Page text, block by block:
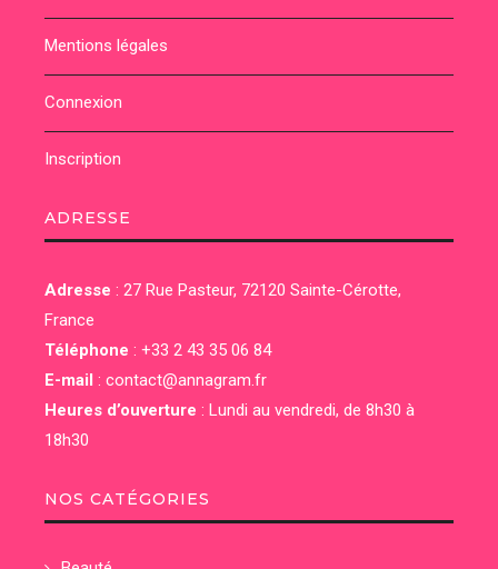
Mentions légales
Connexion
Inscription
ADRESSE
Adresse : 27 Rue Pasteur, 72120 Sainte-Cérotte,
France
Téléphone : +33 2 43 35 06 84
E-mail : contact@annagram.fr
Heures d’ouverture : Lundi au vendredi, de 8h30 à
18h30
NOS CATÉGORIES